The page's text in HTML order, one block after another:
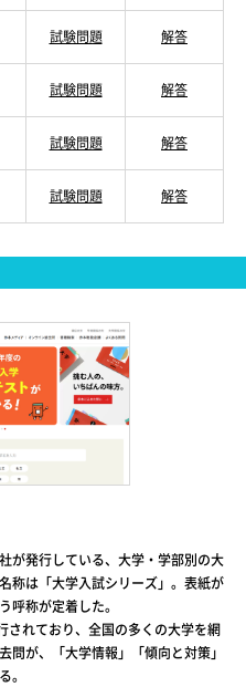
試験問題 解答
試験問題 解答
試験問題 解答
試験問題 解答
が発行している、大学・学部別の大
称は「大学入試シリーズ」。表紙が
呼称が定着した。
されており、全国の多くの大学を網
問が、「大学情報」「傾向と対策」
。